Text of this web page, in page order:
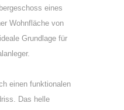
eines
Wohnfläche von
Grundlage für
einen funktionalen
Das helle